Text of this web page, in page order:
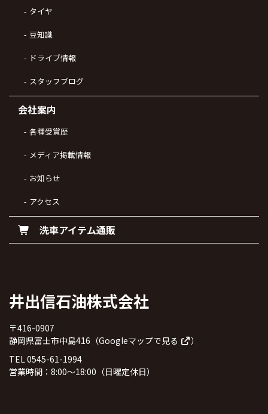
タイヤ
豆知識
ドライブ情報
スタッフブログ
会社案内
各種受賞歴
メディア掲載情報
お知らせ
アクセス
洗車アイテム通販
井出信石油株式会社
〒416-0907
静岡県富士市中島416（Googleマップで見る
）
TEL 0545-61-1994
営業時間：8:00～18:00（日曜定休日）